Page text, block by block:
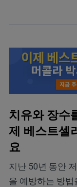
치유와 장수
제 베스트셀
요
지난 50년 동안
을 예방하는 방법